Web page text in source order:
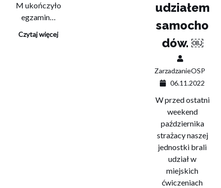
M ukończyło
egzamin…
Czytaj więcej
udziałem
samocho
dów. ￼
ZarzadzanieOSP
06.11.2022
W przed ostatni
weekend
października
strażacy naszej
jednostki brali
udział w
miejskich
ćwiczeniach